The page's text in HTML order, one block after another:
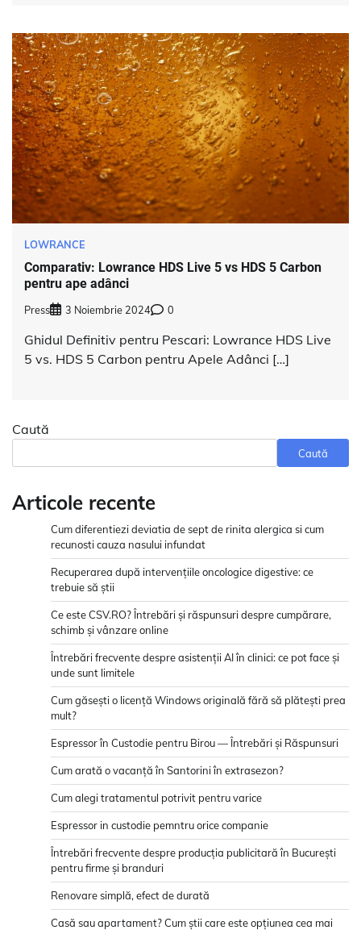
LOWRANCE
Comparativ: Lowrance HDS Live 5 vs HDS 5 Carbon
pentru ape adânci
Press 3 Noiembrie 2024 0
Ghidul Definitiv pentru Pescari: Lowrance HDS Live
5 vs. HDS 5 Carbon pentru Apele Adânci […]
Caută
Caută
Articole recente
Cum diferentiezi deviatia de sept de rinita alergica si cum
recunosti cauza nasului infundat
Recuperarea după intervențiile oncologice digestive: ce
trebuie să știi
Ce este CSV.RO? Întrebări și răspunsuri despre cumpărare,
schimb și vânzare online
Întrebări frecvente despre asistenții AI în clinici: ce pot face și
unde sunt limitele
Cum găsești o licență Windows originală fără să plătești prea
mult?
Espressor în Custodie pentru Birou — Întrebări și Răspunsuri
Cum arată o vacanță în Santorini în extrasezon?
Cum alegi tratamentul potrivit pentru varice
Espressor in custodie pemntru orice companie
Întrebări frecvente despre producția publicitară în București
pentru firme și branduri
Renovare simplă, efect de durată
Casă sau apartament? Cum știi care este opțiunea cea mai